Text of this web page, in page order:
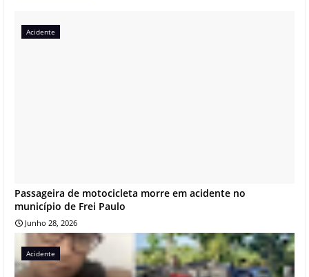
Acidente
Passageira de motocicleta morre em acidente no
município de Frei Paulo
Junho 28, 2026
Acidente